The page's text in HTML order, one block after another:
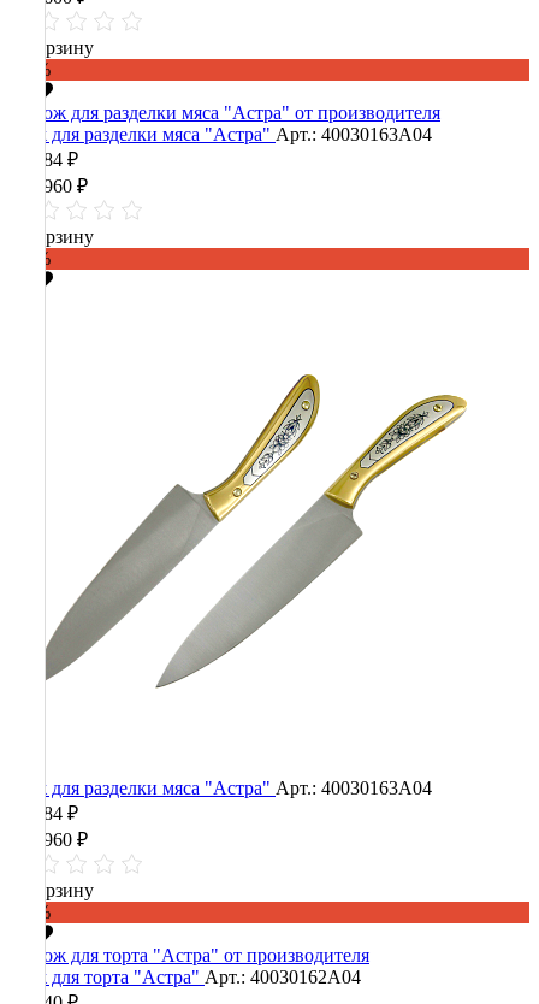
В корзину
-60%
Нож для разделки мяса "Астра" Арт.: 40030163А04
70 784 ₽
176 960 ₽
В корзину
-60%
Нож для разделки мяса "Астра" Арт.: 40030163А04
70 784 ₽
176 960 ₽
В корзину
-60%
Нож для торта "Астра" Арт.: 40030162А04